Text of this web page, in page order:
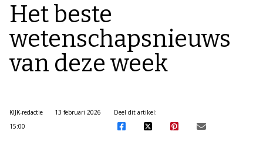
Het beste
wetenschapsnieuws
van deze week
KIJK-redactie
13 februari 2026
15:00
Deel dit artikel: